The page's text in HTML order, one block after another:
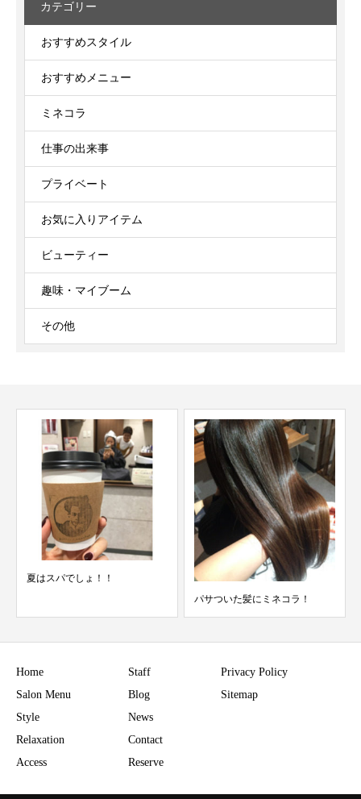
カテゴリー
おすすめスタイル
おすすめメニュー
ミネコラ
仕事の出来事
プライベート
お気に入りアイテム
ビューティー
趣味・マイブーム
その他
夏のアレンジにデジパ
Home
Salon Menu
Style
Relaxation
Access
Staff
Blog
News
Contact
Reserve
Privacy Policy
Sitemap